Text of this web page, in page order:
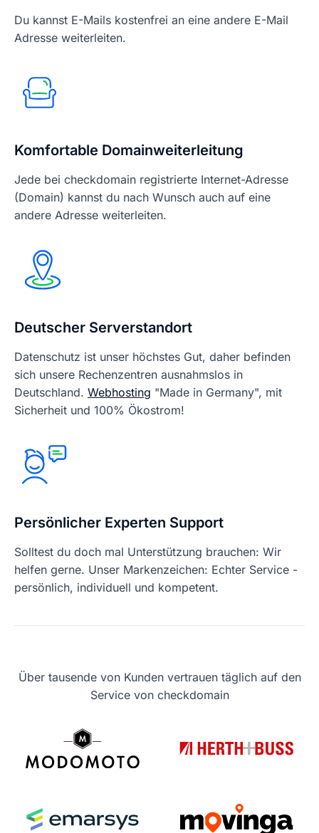
Du kannst E-Mails kostenfrei an eine andere E-Mail
Adresse weiterleiten.
Komfortable Domainweiterleitung
Jede bei checkdomain registrierte Internet-Adresse
(Domain) kannst du nach Wunsch auch auf eine
andere Adresse weiterleiten.
Deutscher Serverstandort
Datenschutz ist unser höchstes Gut, daher befinden
sich unsere Rechenzentren ausnahmslos in
Deutschland. Webhosting "Made in Germany", mit
Sicherheit und 100% Ökostrom!
Persönlicher Experten Support
Solltest du doch mal Unterstützung brauchen: Wir
helfen gerne. Unser Markenzeichen: Echter Service -
persönlich, individuell und kompetent.
Über tausende von Kunden vertrauen täglich auf den
Service von checkdomain